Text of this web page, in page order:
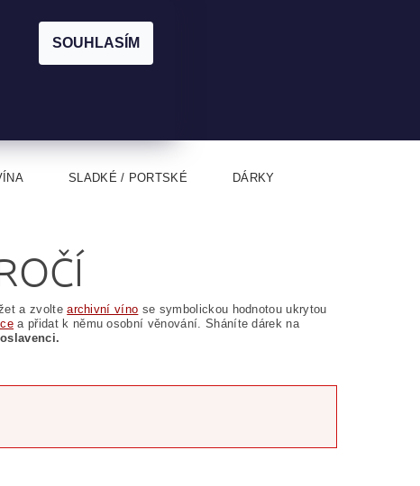
SLADKÉ / PORTSKÉ DÁRKY
a zvoltearchivní víno se symbolickou hodnotou ukrytou
a přidat k němu osobní věnování. Sháníte dárek na
SOUHLASÍM